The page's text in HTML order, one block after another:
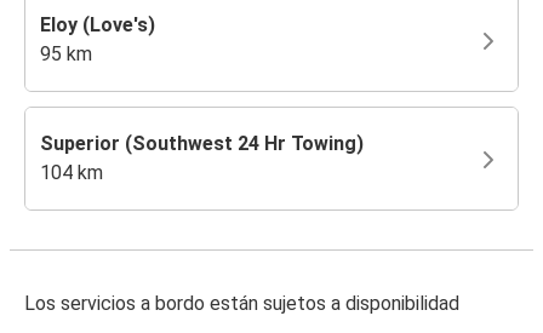
Eloy (Love's)
95 km
Superior (Southwest 24 Hr Towing)
104 km
Los servicios a bordo están sujetos a disponibilidad